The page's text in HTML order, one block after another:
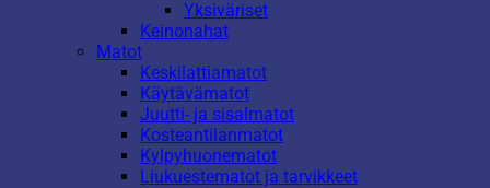
Yksiväriset
Keinonahat
Matot
Keskilattiamatot
Käytävämatot
Juutti- ja sisalmatot
Kosteantilanmatot
Kylpyhuonematot
Liukuestematot ja tarvikkeet